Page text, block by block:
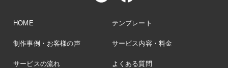
HOME テンプレート
制作事例・お客様の声 サービス内容・料金
サービスの流れ よくある質問